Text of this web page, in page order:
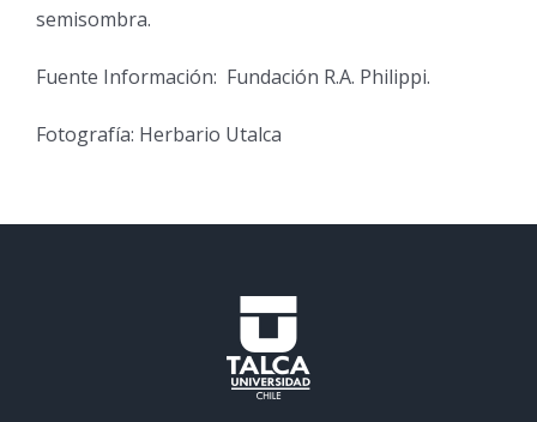
semisombra.
Fuente Información: Fundación R.A. Philippi.
Fotografía: Herbario Utalca